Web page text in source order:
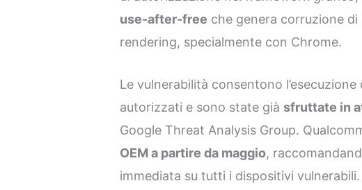
use-after-free che genera corruzione
rendering, specialmente con Chrome.
Le vulnerabilità consentono
autorizzati e sono state già sfruttate in
Google Threat Analysis Group.
OEM a partire da maggio,
immediata su tutti i dispositivi vulnerabili.